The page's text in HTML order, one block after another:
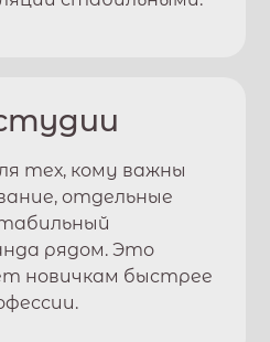
тех, кому важны
отдельные
рядом. Это
новичкам быстрее